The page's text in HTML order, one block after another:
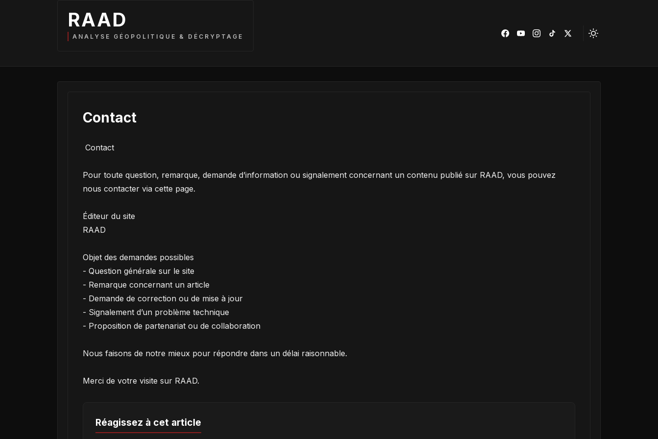
RAAD
ANALYSE GÉOPOLITIQUE & DÉCRYPTAGE
Contact
Contact
Pour toute question, remarque, demande d’information ou signalement concernant un contenu publié sur RAAD, vous pouvez
nous contacter via cette page.
Éditeur du site
RAAD
Objet des demandes possibles
- Question générale sur le site
- Remarque concernant un article
- Demande de correction ou de mise à jour
- Signalement d’un problème technique
- Proposition de partenariat ou de collaboration
Nous faisons de notre mieux pour répondre dans un délai raisonnable.
Merci de votre visite sur RAAD.
Réagissez à cet article